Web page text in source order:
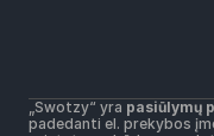
Privatumo politika
Slapukų taisyklės
„Swotzy“ yra pasiūlymų
padedanti el. prekybos